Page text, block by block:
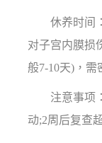
休养时间：
对子宫内膜损
般7-10天)，需
注意事项：
动;2周后复查